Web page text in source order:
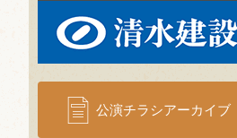
公演チラシアーカイブ